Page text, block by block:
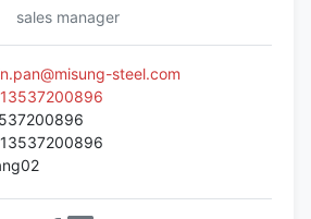
sales manager
steel.com